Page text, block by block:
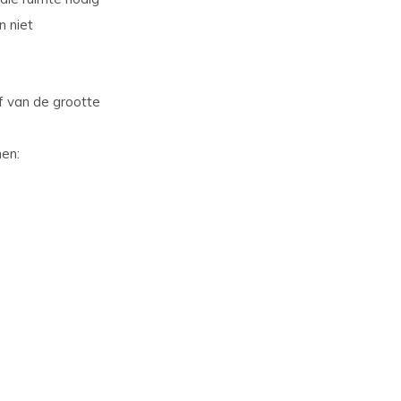
niet
van de grootte